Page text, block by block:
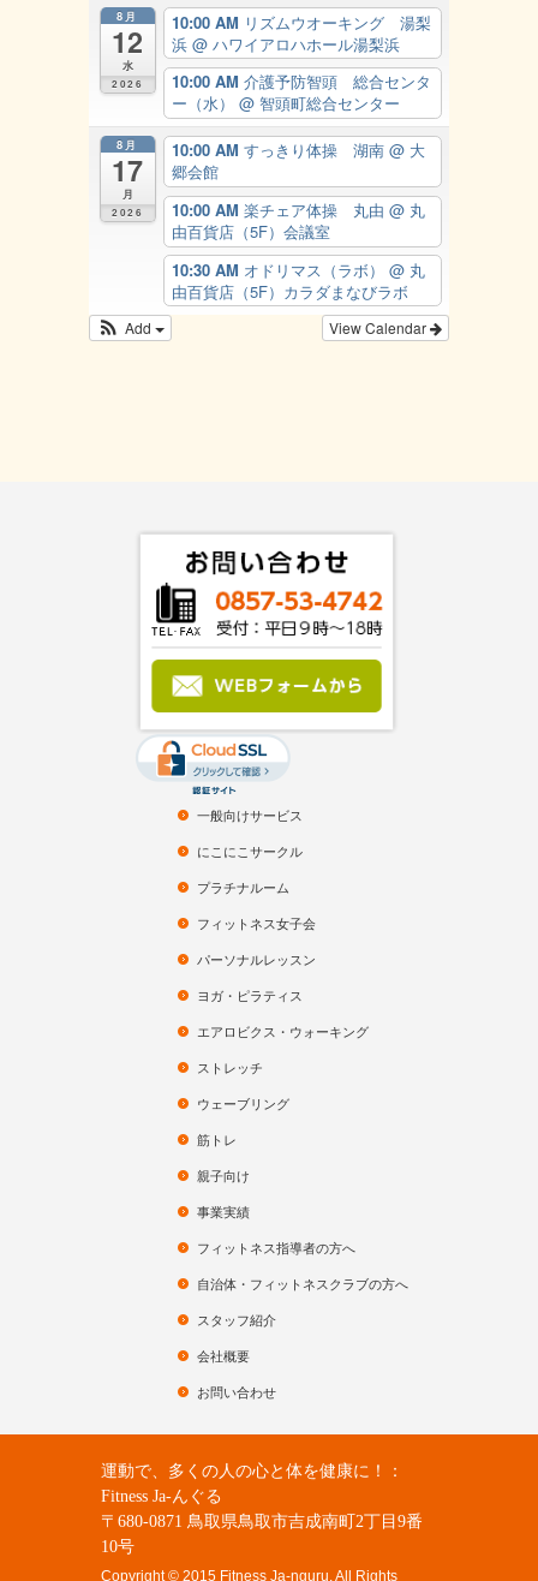
8月
12
水
2026
10:00 AM リズムウオーキング 湯梨
浜 @ ハワイアロハホール湯梨浜
10:00 AM 介護予防智頭 総合センタ
ー（水） @ 智頭町総合センター
8月
17
月
2026
10:00 AM すっきり体操 湖南 @ 大
郷会館
10:00 AM 楽チェア体操 丸由 @ 丸
由百貨店（5F）会議室
10:30 AM オドリマス（ラボ） @ 丸
由百貨店（5F）カラダまなびラボ
View Calendar
Add
一般向けサービス
にこにこサークル
プラチナルーム
フィットネス女子会
パーソナルレッスン
ヨガ・ピラティス
エアロビクス・ウォーキング
ストレッチ
ウェーブリング
筋トレ
親子向け
事業実績
フィットネス指導者の方へ
自治体・フィットネスクラブの方へ
スタッフ紹介
会社概要
お問い合わせ
運動で、多くの人の心と体を健康に！：
Fitness Ja-んぐる
〒680-0871 鳥取県鳥取市吉成南町2丁目9番
10号
Copyright © 2015 Fitness Ja-nguru. All Rights